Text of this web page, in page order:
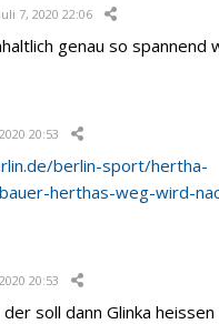
Juli 7, 2020 22:06
genau so spannend
20:53
berlin-sport/hertha-
herthas-weg-wird-
20:53
soll dann Glinka heissen